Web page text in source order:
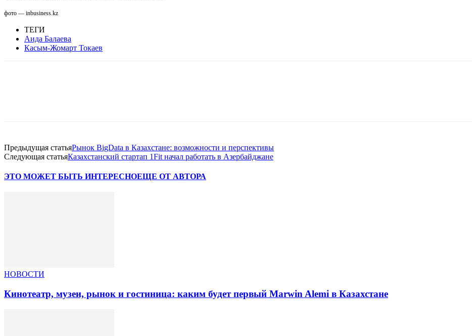
фото — inbusiness.kz
ТЕГИ
Аида Балаева
Касым-Жомарт Токаев
Предыдущая статьяРынок BigData в Казахстане: возможности и перспективы
Следующая статьяКазахстанский стартап 1Fit начал работать в Азербайджане
ЭТО МОЖЕТ БЫТЬ ИНТЕРЕСНОЕЩЕ ОТ АВТОРА
НОВОСТИ
Кинотеатр, музеи, рынок и гостиница: каким будет первый Marwin Alemi в Казахстане